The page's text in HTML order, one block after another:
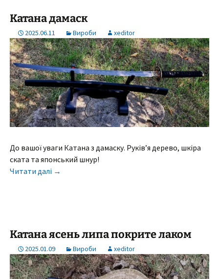
Катана дамаск
2025.06.11 Вироби xeditor
До вашої уваги Катана з дамаску. Руків’я дерево, шкіра
ската та японський шнур!
Читати далі →
Катана ясень липа покрите лаком
2025.01.09 Вироби xeditor